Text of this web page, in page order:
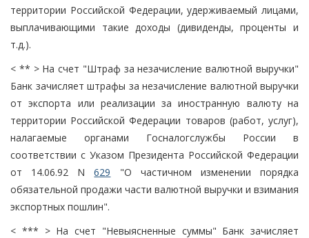
территории Российской Федерации, удерживаемый лицами,
выплачивающими такие доходы (дивиденды, проценты и
т.д.).
< ** > На счет "Штраф за незачисление валютной выручки"
Банк зачисляет штрафы за незачисление валютной выручки
от экспорта или реализации за иностранную валюту на
территории Российской Федерации товаров (работ, услуг),
налагаемые органами Госналогслужбы России в
соответствии с Указом Президента Российской Федерации
от 14.06.92 N629 "О частичном изменении порядка
обязательной продажи части валютной выручки и взимания
экспортных пошлин".
< *** > На счет "Невыясненные суммы" Банк зачисляет